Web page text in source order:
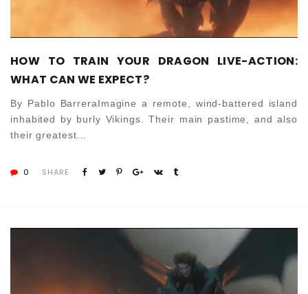
HOW TO TRAIN YOUR DRAGON LIVE-ACTION:
WHAT CAN WE EXPECT?
By Pablo BarreraImagine a remote, wind-battered island
inhabited by burly Vikings. Their main pastime, and also
their greatest...
0 SHARE